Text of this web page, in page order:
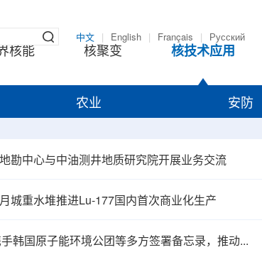
中文 English Français Русский
核能 核聚变 核技术应用
农业 安防
勘中心与中油测井地质研究院开展业务交流
城重水堆推进Lu-177国内首次商业化生产
Clobot 携手韩国原子能环境公团等多方签署备忘录，推动放射性废物安全管理多机型机器人示范